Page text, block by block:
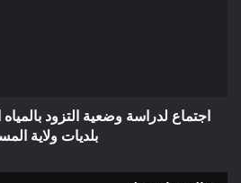
ولايةاجتماع لدراسة وضعية التزود
بلديات ولاية